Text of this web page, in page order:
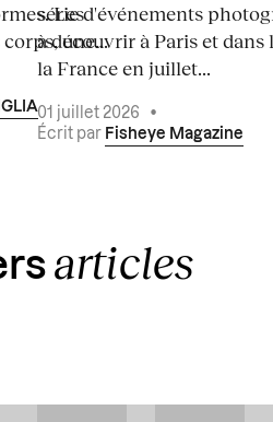
Les
une...
série d'événements
à découvrir à Paris et dans
la France en juillet...
01 juillet 2026
•
Écrit par Fisheye Magazine
articles